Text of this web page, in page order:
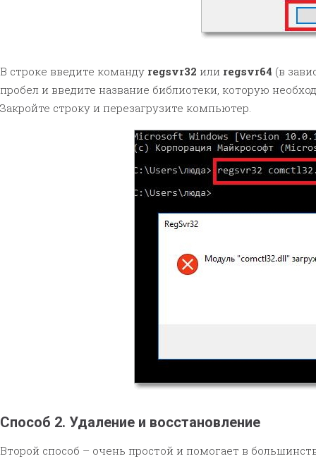
В строке введите команду regsvr32 или regsvr64 (в
пробел и введите название библиотеки, которую
Закройте строку и перезагрузите компьютер.
Способ 2. Удаление и восстановление
Второй способ – очень простой и помогает в